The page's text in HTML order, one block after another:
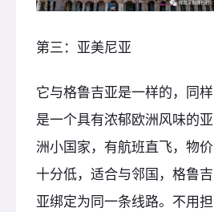
第三：亚美尼亚
它与格鲁吉亚是一样的，同样
是一个具有浓郁欧洲风味的亚
洲小国家，有航班直飞，物价
十分低，适合与邻国，格鲁吉
亚绑定为同一条线路。不用担